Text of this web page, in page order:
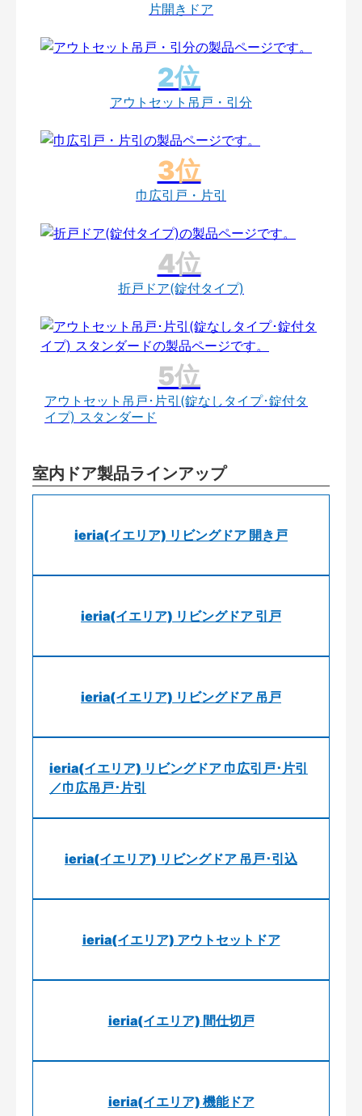
片開きドア
アウトセット吊戸・引分
巾広引戸・片引
折戸ドア(錠付タイプ)
アウトセット吊戸･片引(錠なしタイプ･錠付タ
イプ) スタンダード
室内ドア製品ラインアップ
ieria(イエリア) リビングドア 開き戸
ieria(イエリア) リビングドア 引戸
ieria(イエリア) リビングドア 吊戸
ieria(イエリア) リビングドア 巾広引戸･片引
／巾広吊戸･片引
ieria(イエリア) リビングドア 吊戸･引込
ieria(イエリア) アウトセットドア
ieria(イエリア) 間仕切戸
ieria(イエリア) 機能ドア